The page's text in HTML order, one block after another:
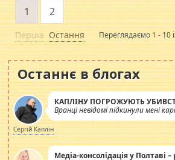
Перша
1 2
Остання Переглядаємо 1 - 10
Останнє в блогах
КАПЛІНУ ПОГРОЖУЮТЬ
Вранці невідомі підкинули мені
Сергій Каплін
Медіа-консолідація у Полтаві